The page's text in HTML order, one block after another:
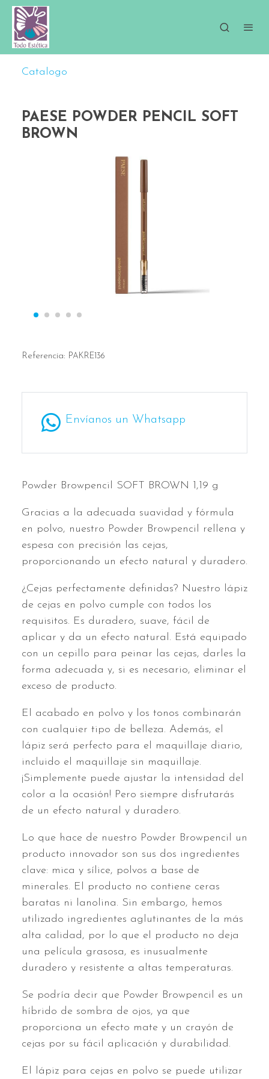
Catalogo
PAESE POWDER PENCIL SOFT
BROWN
Referencia: PAKRE136
Envíanos un Whatsapp
Powder Browpencil SOFT BROWN 1,19 g
Gracias a la adecuada suavidad y fórmula
en polvo, nuestro Powder Browpencil rellena y
espesa con precisión las cejas,
proporcionando un efecto natural y duradero.
¿Cejas perfectamente definidas? Nuestro lápiz
de cejas en polvo cumple con todos los
requisitos. Es duradero, suave, fácil de
aplicar y da un efecto natural. Está equipado
con un cepillo para peinar las cejas, darles la
forma adecuada y, si es necesario, eliminar el
exceso de producto.
El acabado en polvo y los tonos combinarán
con cualquier tipo de belleza. Además, el
lápiz será perfecto para el maquillaje diario,
incluido el maquillaje sin maquillaje.
¡Simplemente puede ajustar la intensidad del
color a la ocasión! Pero siempre disfrutarás
de un efecto natural y duradero.
Lo que hace de nuestro Powder Browpencil un
producto innovador son sus dos ingredientes
clave: mica y sílice, polvos a base de
minerales. El producto no contiene ceras
baratas ni lanolina. Sin embargo, hemos
utilizado ingredientes aglutinantes de la más
alta calidad, por lo que el producto no deja
una película grasosa, es inusualmente
duradero y resistente a altas temperaturas.
Se podría decir que Powder Browpencil es un
híbrido de sombra de ojos, ya que
proporciona un efecto mate y un crayón de
cejas por su fácil aplicación y durabilidad.
El lápiz para cejas en polvo se puede utilizar